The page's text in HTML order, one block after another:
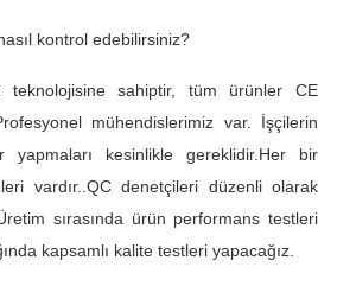
kontrol edebilirsiniz?
teknolojisine sahiptir, tüm ürünler CE
mühendislerimiz var. İşçilerin
yapmaları kesinlikle gereklidir.Her bir
vardır..QC denetçileri düzenli olarak
sırasında ürün performans testleri
kapsamlı kalite testleri yapacağız.